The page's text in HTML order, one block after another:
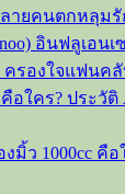
ายคนตกหลุมรั
อินฟลูเอน
ครองใจแฟนค
ใคร? ประวัติ
มิ้ว 1000cc คื